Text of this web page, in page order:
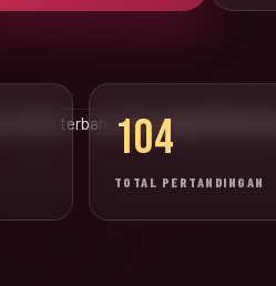
resmi terbaru untuk jadwal Piala
104
TOTAL PERTANDINGAN